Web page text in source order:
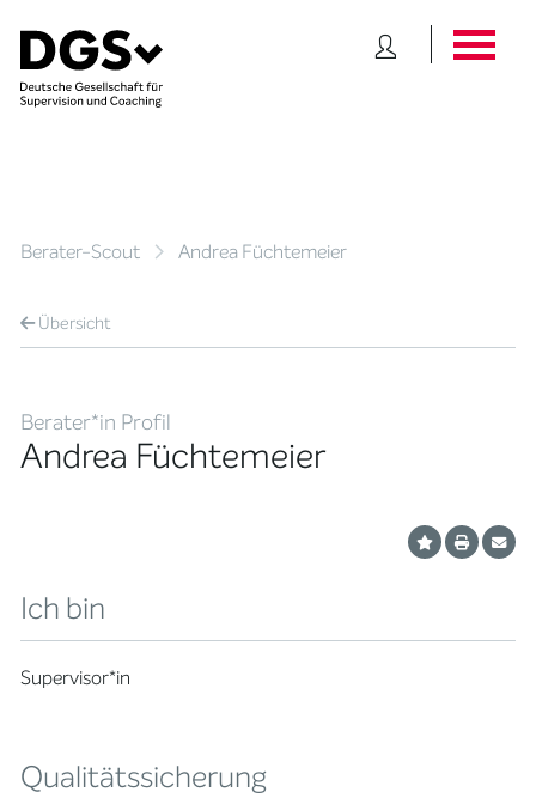
Berater-Scout Andrea Füchtemeier
Übersicht
Berater*in Profil
Andrea Füchtemeier
Ich bin
Supervisor*in
Qualitätssicherung